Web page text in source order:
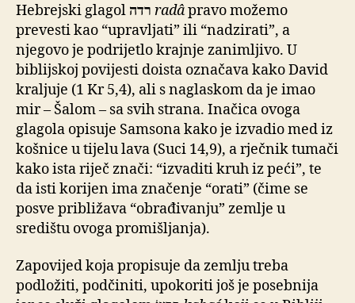
Hebrejski glagol radâpravo možemo
prevesti kao “upravljati” ili “nadzirati”, a
njegovo je podrijetlo krajnje zanimljivo. U
biblijskoj povijesti doista označava kako David
kraljuje (1 Kr 5,4), ali s naglaskom da je imao
mir – Šalom – sa svih strana. Inačica ovoga
glagola opisuje Samsona kako je izvadio med iz
košnice u tijelu lava (Suci 14,9), a rječnik tumači
kako ista riječ znači: “izvaditi kruh iz peći”, te
da isti korijen ima značenje “orati” (čime se
posve približava “obrađivanju” zemlje u
središtu ovoga promišljanja).
Zapovijed koja propisuje da zemlju treba
podložiti, podčiniti, upokoriti još je posebnija